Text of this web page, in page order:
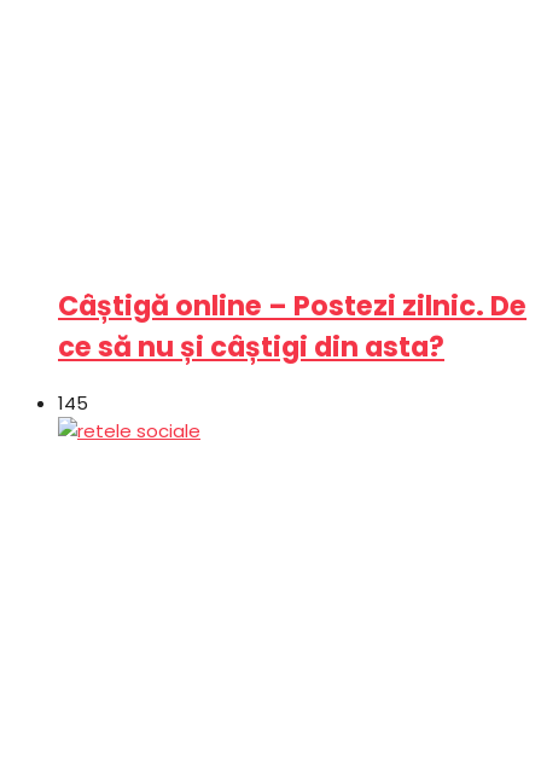
Câștigă online – Postezi zilnic. De
ce să nu și câștigi din asta?
145